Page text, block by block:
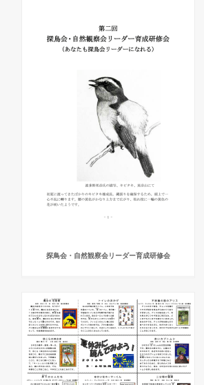
探鳥会・自然観察会リーダー育成研修会